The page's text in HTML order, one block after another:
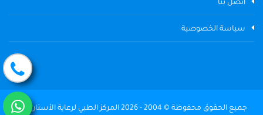
اتصل بنا
سياسة الخصوصية
جميع الحقوق محفوظة © 2004 - 2026 المركز الطبي لرعاية الأسنان The